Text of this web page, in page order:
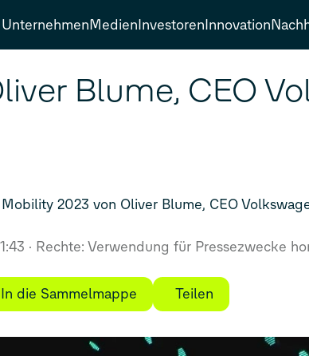
UnternehmenMedienInvestorenInnovation
Blume, CEO
2023 von Oliver Blume, CEO
Rechte: Verwendung für Pressezwecke
In die Sammelmappe Teilen